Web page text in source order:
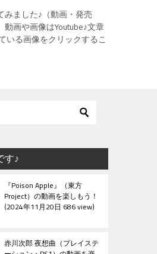
ました♪（動画・発売
画や画像はYoutube♪文章
いる画像をクリックするこ
す♪
『Poison Apple』（東方
Project）の動画を楽しもう！
2024年11月20日 686 view
赤川次郎 夜想曲（プレイステ